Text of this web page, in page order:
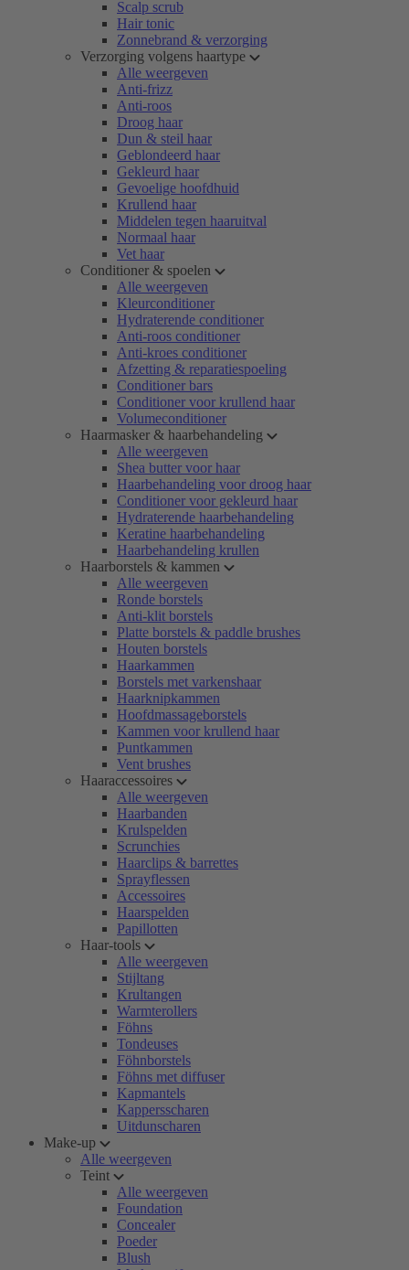
Scalp scrub
Hair tonic
Zonnebrand & verzorging
Verzorging volgens haartype
Alle weergeven
Anti-frizz
Anti-roos
Droog haar
Dun & steil haar
Geblondeerd haar
Gekleurd haar
Gevoelige hoofdhuid
Krullend haar
Middelen tegen haaruitval
Normaal haar
Vet haar
Conditioner & spoelen
Alle weergeven
Kleurconditioner
Hydraterende conditioner
Anti-roos conditioner
Anti-kroes conditioner
Afzetting & reparatiespoeling
Conditioner bars
Conditioner voor krullend haar
Volumeconditioner
Haarmasker & haarbehandeling
Alle weergeven
Shea butter voor haar
Haarbehandeling voor droog haar
Conditioner voor gekleurd haar
Hydraterende haarbehandeling
Keratine haarbehandeling
Haarbehandeling krullen
Haarborstels & kammen
Alle weergeven
Ronde borstels
Anti-klit borstels
Platte borstels & paddle brushes
Houten borstels
Haarkammen
Borstels met varkenshaar
Haarknipkammen
Hoofdmassageborstels
Kammen voor krullend haar
Puntkammen
Vent brushes
Haaraccessoires
Alle weergeven
Haarbanden
Krulspelden
Scrunchies
Haarclips & barrettes
Sprayflessen
Accessoires
Haarspelden
Papillotten
Haar-tools
Alle weergeven
Stijltang
Krultangen
Warmterollers
Föhns
Tondeuses
Föhnborstels
Föhns met diffuser
Kapmantels
Kappersscharen
Uitdunscharen
Make-up
Alle weergeven
Teint
Alle weergeven
Foundation
Concealer
Poeder
Blush